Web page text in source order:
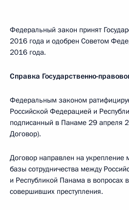
Федеральный закон принят
2016 года и одобрен Советом
2016 года.
Справка Государственно-
Федеральным законом
Российской Федерацией и
подписанный в Панаме 29 апреля
Договор).
Договор направлен на укрепление
базы сотрудничества между
и Республикой Панама в вопросах
совершивших преступления.